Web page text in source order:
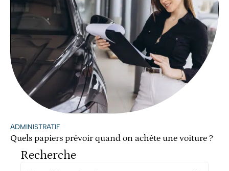
ADMINISTRATIF
Quels papiers prévoir quand on achète une voiture ?
Recherche